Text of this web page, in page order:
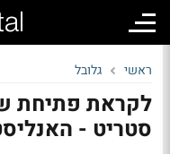
ראשי גלובל
לקראת פתיחת
סטריט -